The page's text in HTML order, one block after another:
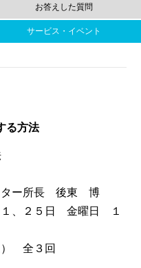
お答えした質問
サービス・イベント
る方法
ター所長 後東 博
、２５日 金曜日 １
全３回